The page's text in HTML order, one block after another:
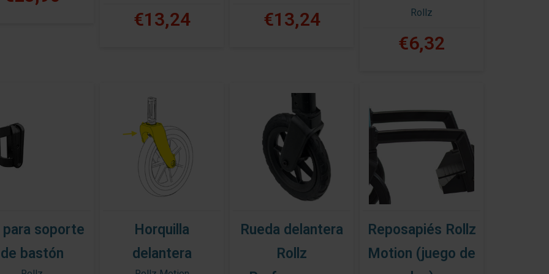
€13,24
€13,24 Rollz
€6,32
para soporte
de bastón
Horquilla
delantera
Rueda delantera
Rollz
Reposapiés Rollz
Motion (juego de